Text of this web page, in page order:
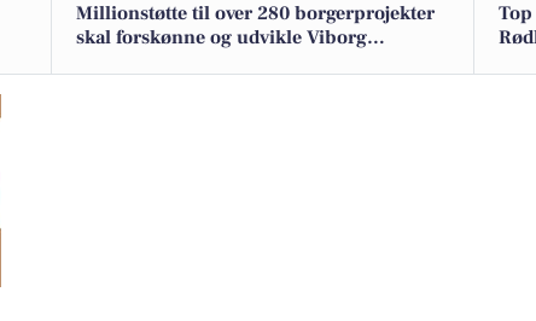
Millionstøtte til over 280 borgerprojekter
skal forskønne og udvikle Viborg